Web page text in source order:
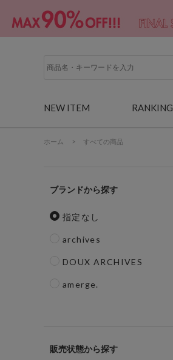
NEW ITEM RANKING
ホーム > すべての商品
ブランド
指定なし
archives
DOUX ARCHIVES
amerge.
販売状態